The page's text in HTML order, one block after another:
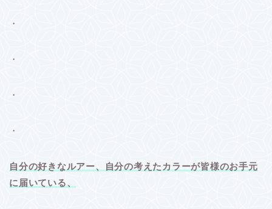
・
・
・
・
自分の好きなルアー、自分の考えたカラーが皆様のお手元
に届いている、